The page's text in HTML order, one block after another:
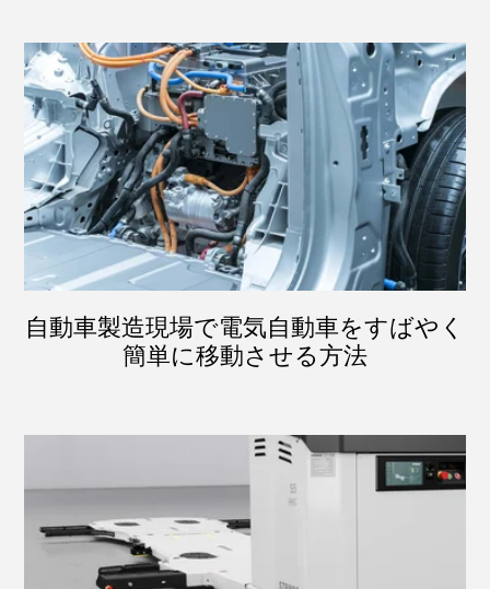
自動車製造現場で電気自動車をすばやく
簡単に移動させる方法